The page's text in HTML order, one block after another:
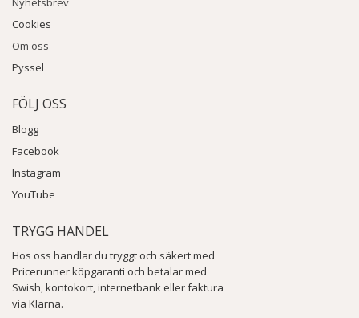
Cookies
Om oss
Pyssel
FÖLJ OSS
Blogg
Facebook
Instagram
YouTube
TRYGG HANDEL
Hos oss handlar du tryggt och säkert med
Pricerunner köpgaranti och betalar med
Swish, kontokort, internetbank eller faktura
via Klarna.